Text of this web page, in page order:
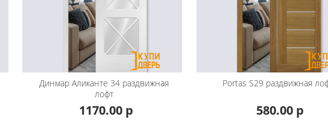
Динмар Аликанте 34 раздвижная
лофт
1170.00 р
Portas S29 раздвижная
580.00 р